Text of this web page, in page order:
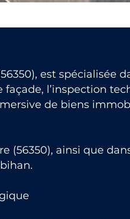
est spécialisée
l’inspection
de biens
(56350), ainsi que